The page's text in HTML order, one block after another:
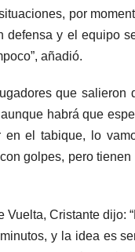
por
defensa y el equipo
añadió.
que
habrá que
en el tabique, lo
golpes, pero
Vuelta, Cristante dijo:
y la idea es